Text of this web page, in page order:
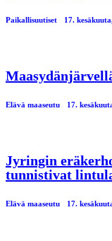
Paikallisuutiset 17.
Elävä maaseutu 17.
Jyringin
tunnistivat
Elävä maaseutu 17.